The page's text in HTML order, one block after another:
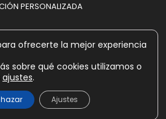
PERSONALIZADA
DE PAGO ACEPTADOS
ofrecerte la mejor experiencia
sobre qué cookies utilizamos o
ajustes.
Ajustes